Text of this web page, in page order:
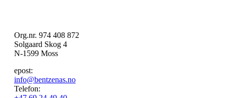
Org.nr. 974 408 872
Solgaard Skog 4
N-1599 Moss
epost:
info@bentzenas.no
Telefon: